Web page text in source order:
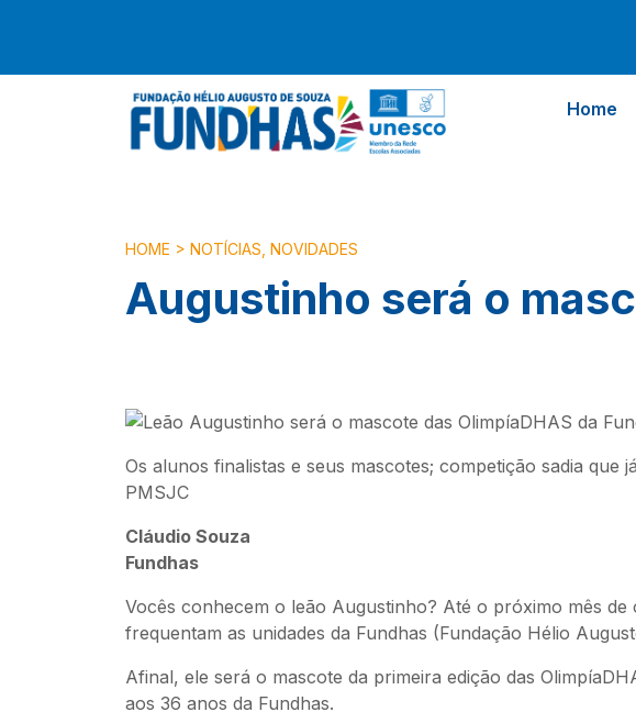
Home
HOME > NOTÍCIAS NOVIDADES
Augustinho será o
Os alunos finalistas e seus mascotes; competição sadia
PMSJC
Cláudio Souza
Fundhas
Vocês conhecem o leão Augustinho? Até o próximo mês
frequentam as unidades da Fundhas (Fundação Hélio
Afinal, ele será o mascote da primeira edição das
aos 36 anos da Fundhas.